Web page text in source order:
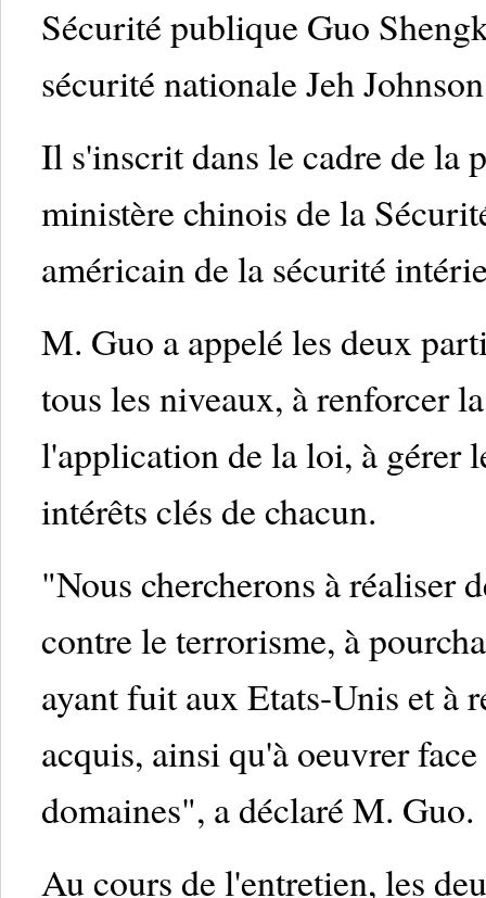
Sécurité publique Guo
sécurité nationale Jeh
Il s'inscrit dans le cadre de la
ministère chinois de la
américain de la sécurité
M. Guo a appelé les deux
tous les niveaux, à renforcer
l'application de la loi, à gérer
intérêts clés de chacun.
"Nous chercherons à réaliser
contre le terrorisme, à
ayant fuit aux Etats-Unis et à
acquis, ainsi qu'à oeuvrer
domaines", a déclaré M. Guo.
Au cours de l'entretien, les